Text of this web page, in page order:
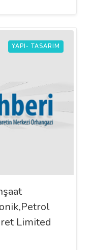
YAPI- TASARIM
Limited